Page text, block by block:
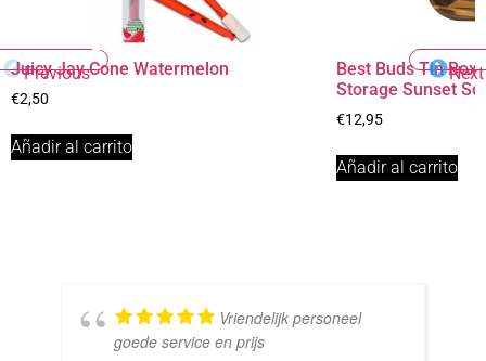
Previous
Juicy Jay Cone Watermelon
€2,50
Añadir al carrito
Best Buds Tin Box
Storage Sunset
€12,95
Añadir al carrito
Next
Vriendelijk personeel
goede service en prijs